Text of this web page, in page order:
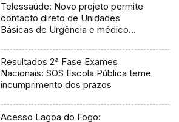
Telessaúde: Novo projeto permite
contacto direto de Unidades
Básicas de Urgência e médico
Resultados 2ª Fase Exames
Nacionais: SOS Escola Pública teme
incumprimento dos prazos
Acesso Lagoa do Fogo: